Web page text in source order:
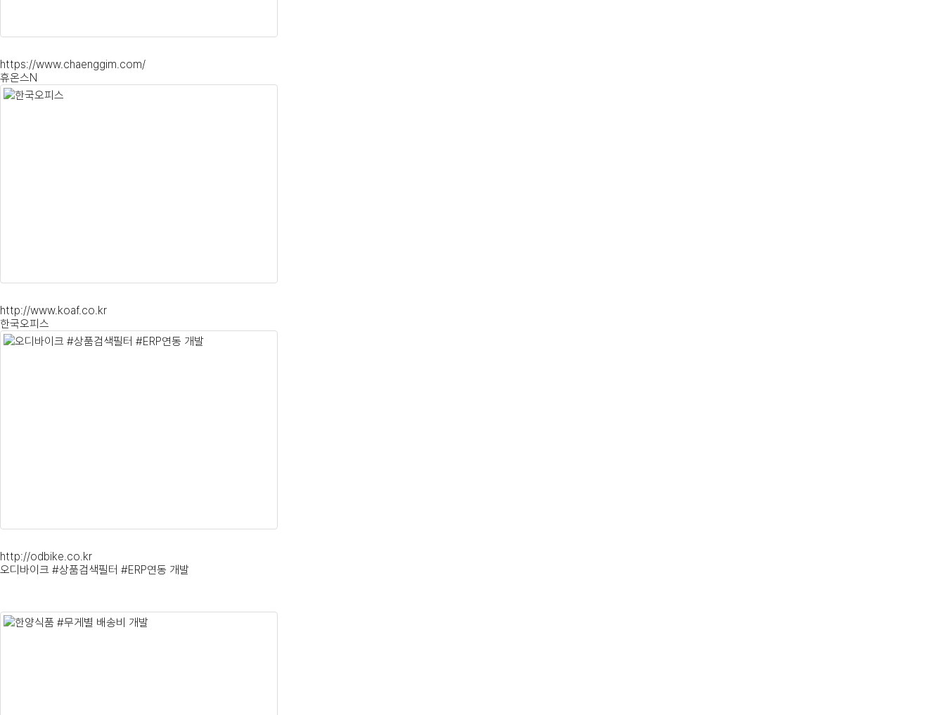
https://www.chaenggim.com/
휴온스N
http://www.koaf.co.kr
한국오피스
http://odbike.co.kr
오디바이크 #상품검색필터 #ERP연동 개발